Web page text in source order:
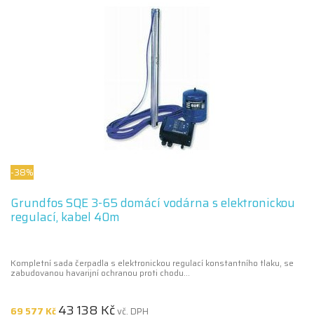
-38%
Grundfos SQE 3-65 domácí vodárna s elektronickou
regulací, kabel 40m
Kompletní sada čerpadla s elektronickou regulací konstantního tlaku, se
zabudovanou havarijní ochranou proti chodu...
69 577 Kč43 138 Kčvč. DPH